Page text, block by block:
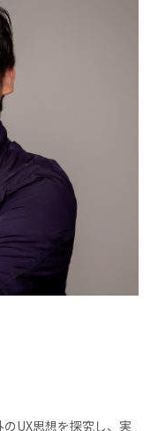
UX思想を探究し、実